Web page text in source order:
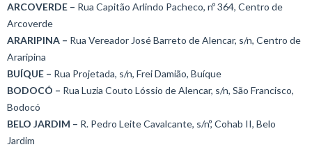
ARCOVERDE – Rua Capitão Arlindo Pacheco, nº 364, Centro de
Arcoverde
ARARIPINA – Rua Vereador José Barreto de Alencar, s/n, Centro de
Araripina
BUÍQUE – Rua Projetada, s/n, Frei Damião, Buíque
BODOCÓ – Rua Luzia Couto Lóssio de Alencar, s/n, São Francisco,
Bodocó
BELO JARDIM – R. Pedro Leite Cavalcante, s/nº, Cohab II, Belo
Jardim